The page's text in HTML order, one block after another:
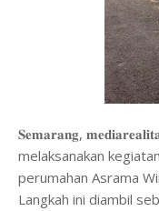
𝐒𝐞𝐦𝐚𝐫𝐚𝐧𝐠,
melaksanakan
perumahan Asrama
Langkah ini diambil